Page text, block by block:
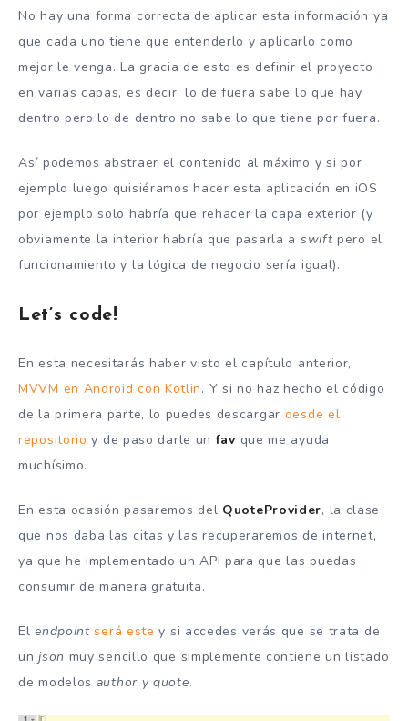
No hay una forma correcta de aplicar esta información ya
que cada uno tiene que entenderlo y aplicarlo como
mejor le venga. La gracia de esto es definir el proyecto
en varias capas, es decir, lo de fuera sabe lo que hay
dentro pero lo de dentro no sabe lo que tiene por fuera.
Así podemos abstraer el contenido al máximo y si por
ejemplo luego quisiéramos hacer esta aplicación en iOS
por ejemplo solo habría que rehacer la capa exterior (y
obviamente la interior habría que pasarla a swift pero el
funcionamiento y la lógica de negocio sería igual).
Let’s code!
En esta necesitarás haber visto el capítulo anterior,
MVVM en Android con Kotlin. Y si no haz hecho el código
de la primera parte, lo puedes descargar desde el
repositorio y de paso darle unfav que me ayuda
muchísimo.
En esta ocasión pasaremos del QuoteProvider, la clase
que nos daba las citas y las recuperaremos de internet,
ya que he implementado un API para que las puedas
consumir de manera gratuita.
Elendpoint será este y si accedes verás que se trata de
un json muy sencillo que simplemente contiene un listado
de modelos author y quote.